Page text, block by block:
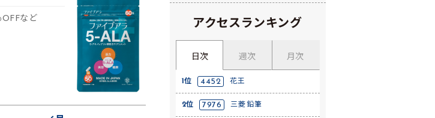
OFFなど アクセスランキング
日次 週次 月次
1位 4452 花王
2位 7976 三菱鉛筆